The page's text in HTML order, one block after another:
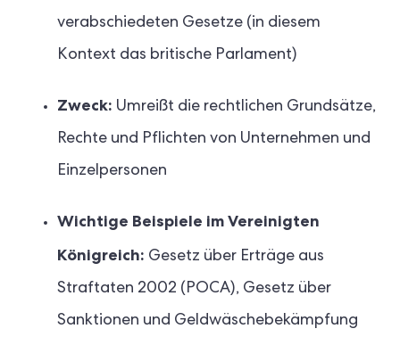
verabschiedeten Gesetze (in diesem
Kontext das britische Parlament)
Zweck: Umreißt die rechtlichen Grundsätze,
Rechte und Pflichten von Unternehmen und
Einzelpersonen
Wichtige Beispiele im Vereinigten
Königreich: Gesetz über Erträge aus
Straftaten 2002 (POCA), Gesetz über
Sanktionen und Geldwäschebekämpfung